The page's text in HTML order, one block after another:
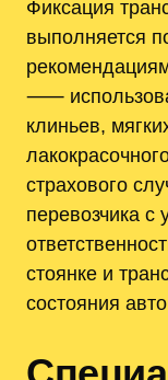
Фиксация
выполняется
⸺
клиньев,
страхового
перевозчика с
стоянке и
состояния